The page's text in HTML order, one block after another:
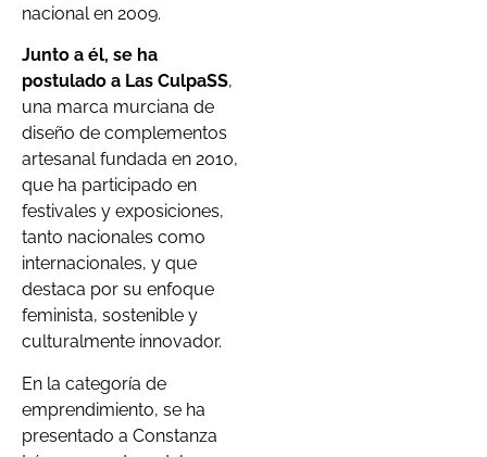
nacional en 2009.
Junto a él, se ha
postulado a Las CulpaSS,
una marca murciana de
diseño de complementos
artesanal fundada en 2010,
que ha participado en
festivales y exposiciones,
tanto nacionales como
internacionales, y que
destaca por su enfoque
feminista, sostenible y
culturalmente innovador.
En la categoría de
emprendimiento, se ha
presentado a Constanza